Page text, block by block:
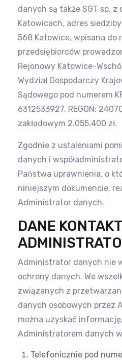
danych są także SGT sp. z
Katowicach, adres
568 Katowice, wpisana do
przedsiębiorców
Rejonowy Katowice-
Wydział Gospodarczy
Sądowego pod numerem
6312533927, REGON:
zakładowym 2.055.400 zł.
Zgodnie z ustaleniami
danych i
Państwa uprawnienia, o
niniejszym dokumencie,
Administrator danych.
DANE
Administrator danych nie
ochrony danych. We
związanych z
danych osobowych przez
można uzyskać
Administratorem danych
Telefonicznie pod